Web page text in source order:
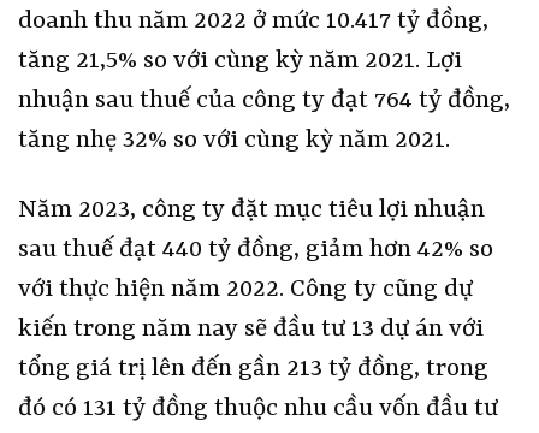
doanh thu năm 2022 ở mức 10.417 tỷ đồng,
tăng 21,5% so với cùng kỳ năm 2021. Lợi
nhuận sau thuế của công ty đạt 764 tỷ đồng,
tăng nhẹ 32% so với cùng kỳ năm 2021.
Năm 2023, công ty đặt mục tiêu lợi nhuận
sau thuế đạt 440 tỷ đồng, giảm hơn 42% so
với thực hiện năm 2022. Công ty cũng dự
kiến trong năm nay sẽ đầu tư 13 dự án với
tổng giá trị lên đến gần 213 tỷ đồng, trong
đó có 131 tỷ đồng thuộc nhu cầu vốn đầu tư